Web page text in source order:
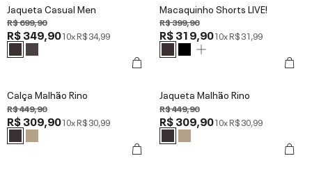
Jaqueta Casual Men
R$ 699,90
R$ 349,9010xR$ 34,99
Macaquinho Shorts LIVE!
R$ 399,90
R$ 319,9010xR$ 31,99
Calça Malhão Rino
R$ 449,90
R$ 309,9010xR$ 30,99
Jaqueta Malhão Rino
R$ 449,90
R$ 309,9010xR$ 30,99